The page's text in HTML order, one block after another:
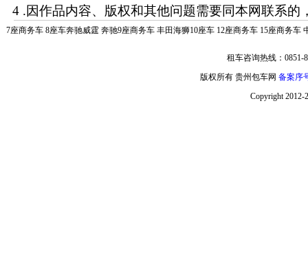
4 .因作品内容、版权和其他问题需要同本网联系的
7座商务车 8座车奔驰威霆 奔驰9座商务车 丰田海狮10座车 12座商务车 15座商务车
租车咨询热线：0851-
版权所有 贵州包车网 备案序
Copyright 2012-